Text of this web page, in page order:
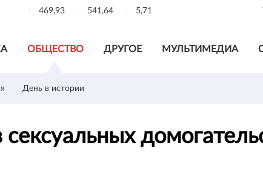
469,93 541,64 5,71
ОБЩЕСТВО ДРУГОЕ МУЛЬТИМЕДИА
День в истории